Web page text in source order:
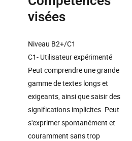
visées
Niveau B2+/C1
C1- Utilisateur expérimenté
Peut comprendre une grande
gamme de textes longs et
exigeants, ainsi que saisir des
significations implicites. Peut
s'exprimer spontanément et
couramment sans trop